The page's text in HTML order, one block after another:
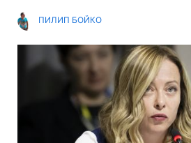
ПИЛИП БОЙКО